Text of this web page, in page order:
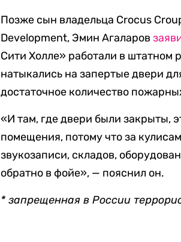
Позже сын владельца Crocus
Development, Эмин Агаларов
Сити Холле» работали в штатном
натыкались на запертые двери
достаточное количество
«И там, где двери были закрыты,
помещения, потому что за
звукозаписи, складов,
обратно в фойе», — пояснил он.
* запрещенная в России